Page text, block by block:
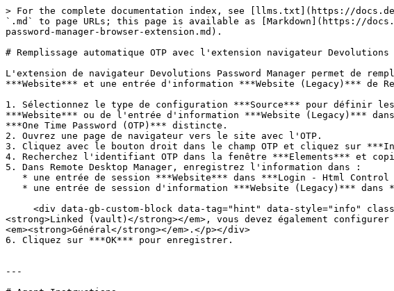
> For the complete documentation index, see [llms.txt](https://
`.md` to page URLs; this page is available as [Markdown](https://
password-manager-browser-extension.md).
# Remplissage automatique OTP avec l'extension navigateur Devolutions
L'extension de navigateur Devolutions Password Manager permet de
***Website*** et une entrée d'information ***Website (Legacy)*** de
1. Sélectionnez le type de configuration ***Source*** pour définir
***Website*** ou de l'entrée d'information ***Website (Legacy)***
***One Time Password (OTP)*** distincte.
2. Ouvrez une page de navigateur vers le site avec l'OTP.
3. Cliquez avec le bouton droit dans le champ OTP et cliquez sur
4. Recherchez l'identifiant OTP dans la fenêtre ***Elements*** et
5. Dans Remote Desktop Manager, enregistrez l'information dans :
<strong>Linked (vault)</strong></em>, vous devez également
<em><strong>Général</strong></em>.</p></div>
6. Cliquez sur ***OK*** pour enregistrer.
---